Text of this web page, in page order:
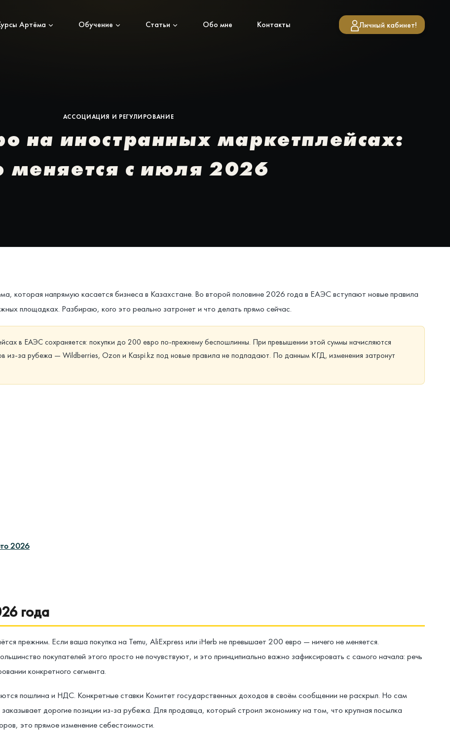
Артёма Обучение Статьи Обо мне Контакты Личный кабинет!
АССОЦИАЦИЯ И РЕГУЛИРОВАНИЕ
на иностранных маркетплейсах:
меняется с июля 2026
которая напрямую касается бизнеса в Казахстане. Во второй половине 2026 года в ЕАЭС вступают новые правила
площадках. Разбираю, кого это реально затронет и что делать прямо сейчас.
в ЕАЭС сохраняется: покупки до 200 евро по-прежнему беспошлинны. При превышении этой суммы начисляются
из-за рубежа — Wildberries, Ozon и Kaspi.kz под новые правила не подпадают. По данным КГД, изменения затронут
2026
года
прежним. Если ваша покупка на Temu, AliExpress или iHerb не превышает 200 евро — ничего не меняется.
покупателей этого просто не почувствуют, и это принципиально важно зафиксировать с самого начала: речь
конкретного сегмента.
пошлина и НДС. Конкретные ставки Комитет государственных доходов в своём сообщении не раскрыл. Но сам
дорогие позиции из-за рубежа. Для продавца, который строил экономику на том, что крупная посылка
это прямое изменение себестоимости.